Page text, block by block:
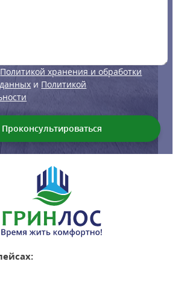
Политикой хранения и обработки
и Политикой